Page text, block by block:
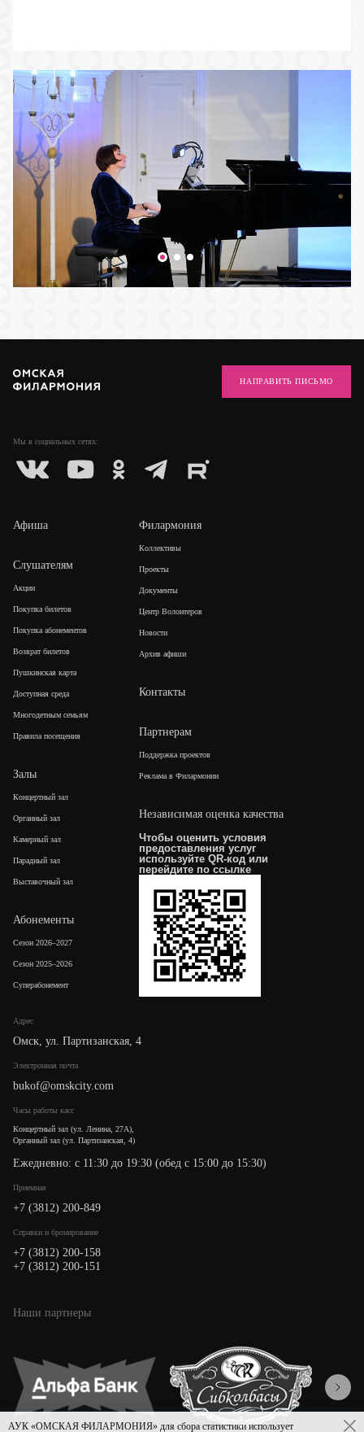
Мы в социальных сетях:
НАПРАВИТЬ ПИСЬМО
Адрес
Омск, ул. Партизанская, 4
Электронная почта
bukof@omskcity.com
Часы работы касс
Концертный зал (ул. Ленина, 27А),
Органный зал (ул. Партизанская, 4)
Ежедневно: с 11:30 до 19:30 (обед с 15:00 до 15:30)
Приемная
+7 (3812) 200-849
Cправки и бронирование
+7 (3812) 200-158
+7 (3812) 200-151
Афиша
Слушателям
Акции
Покупка билетов
Покупка абонементов
Возврат билетов
Пушкинская карта
Доступная среда
Многодетным семьям
Правила посещения
Залы
Концертный зал
Органный зал
Камерный зал
Парадный зал
Выставочный зал
Абонементы
Сезон 2026–2027
Сезон 2025–2026
Суперабонемент
Филармония
Коллективы
Проекты
Документы
Центр Волонтеров
Новости
Архив афиши
Контакты
Партнерам
Поддержка проектов
Реклама в Филармонии
Независимая оценка качества
Чтобы оценить условия
предоставления услуг
используйте QR-код или
перейдите поссылке
Наши партнеры
АУК «ОМСКАЯ ФИЛАРМОНИЯ» для сбора статистики использует